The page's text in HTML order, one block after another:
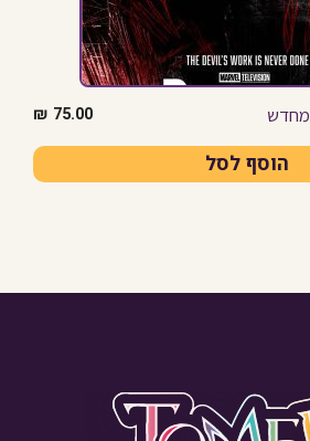
מחדש 75.00
₪
הוסף לסל